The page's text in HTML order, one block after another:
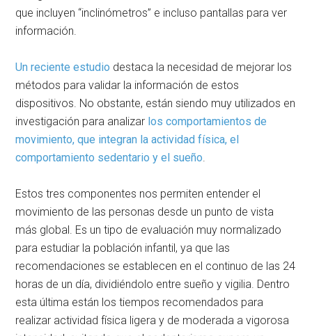
que incluyen “inclinómetros” e incluso pantallas para ver
información.
Un reciente estudio destaca la necesidad de mejorar los
métodos para validar la información de estos
dispositivos. No obstante, están siendo muy utilizados en
investigación para analizar los comportamientos de
movimiento, que integran la actividad física, el
comportamiento sedentario y el sueño
Estos tres componentes nos permiten entender el
movimiento de las personas desde un punto de vista
más global. Es un tipo de evaluación muy normalizado
para estudiar la población infantil, ya que las
recomendaciones se establecen en el continuo de las 24
horas de un día, dividiéndolo entre sueño y vigilia. Dentro
esta última están los tiempos recomendados para
realizar actividad física ligera y de moderada a vigorosa